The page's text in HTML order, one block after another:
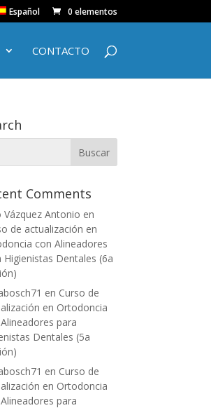
Español 0 elementos
CONTACTO
Comments
Vázquez Antonio en
de actualización en
con Alineadores
Higienistas Dentales (6a
en Curso de
en Ortodoncia
para
Dentales (5a
en Curso de
en Ortodoncia
para